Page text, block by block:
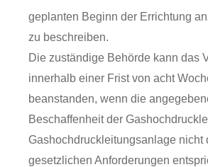
geplanten Beginn der Errichtung
zu beschreiben.
Die zuständige Behörde kann das
innerhalb einer Frist von acht
beanstanden, wenn die
Beschaffenheit der
Gashochdruckleitungsanlage nicht
gesetzlichen Anforderungen